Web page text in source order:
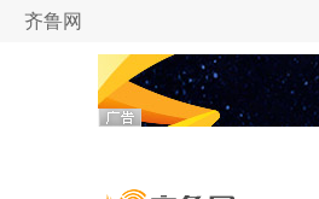
齐鲁网